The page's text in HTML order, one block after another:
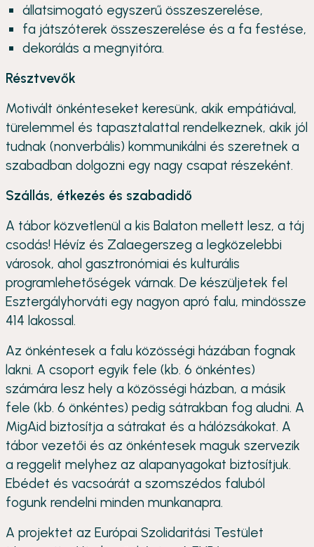
állatsimogató egyszerű összeszerelése,
fa játszóterek összeszerelése és a fa festése,
dekorálás a megnyitóra.
Résztvevők
Motivált önkénteseket keresünk, akik empátiával,
türelemmel és tapasztalattal rendelkeznek, akik jól
tudnak (nonverbális) kommunikálni és szeretnek a
szabadban dolgozni egy nagy csapat részeként.
Szállás, étkezés és szabadidő
A tábor közvetlenül a kis Balaton mellett lesz, a táj
csodás! Hévíz és Zalaegerszeg a legközelebbi
városok, ahol gasztronómiai és kulturális
programlehetőségek várnak. De készüljetek fel
Esztergályhorváti egy nagyon apró falu, mindössze
414 lakossal.
Az önkéntesek a falu közösségi házában fognak
lakni. A csoport egyik fele (kb. 6 önkéntes)
számára lesz hely a közösségi házban, a másik
fele (kb. 6 önkéntes) pedig sátrakban fog aludni. A
MigAid biztosítja a sátrakat és a hálózsákokat. A
tábor vezetői és az önkéntesek maguk szervezik
a reggelit melyhez az alapanyagokat biztosítjuk.
Ebédet és vacsoárát a szomszédos faluból
fogunk rendelni minden munkanapra.
A projektet az Európai Szolidaritási Testület